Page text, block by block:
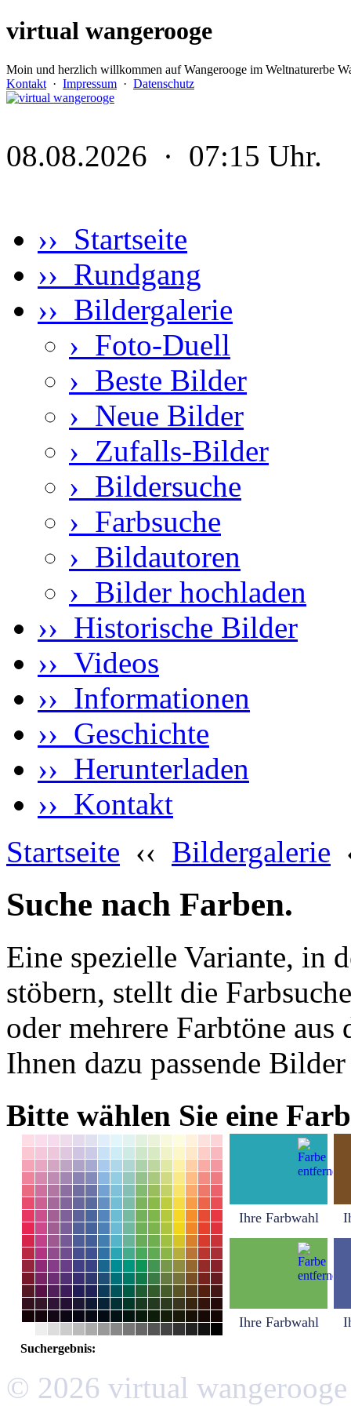
virtual wangerooge
Moin und herzlich willkommen auf Wangerooge im Weltnaturerbe
Kontakt · Impressum · Datenschutz
08.08.2026 · 07:15 Uhr.
›› Startseite
›› Rundgang
›› Bildergalerie
› Foto-Duell
› Beste Bilder
› Neue Bilder
› Zufalls-Bilder
› Bildersuche
› Farbsuche
› Bildautoren
› Bilder hochladen
›› Historische Bilder
›› Videos
›› Informationen
›› Geschichte
›› Herunterladen
›› Kontakt
Startseite ‹‹ Bildergalerie
Suche nach Farben.
Eine spezielle Variante, in
stöbern, stellt die
oder mehrere Farbtöne
Ihnen dazu passende
Bitte wählen Sie eine
Ihre Farbwahl
Ihre Farbwahl
Suchergebnis:
© 2026 virtual wangerooge